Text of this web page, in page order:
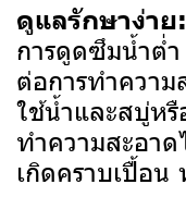
ดูแลรักษาง่าย:
การดูดซึมน้ำต่
ต่อการทำควา
ใช้น้ำและสบู่หรื
ทำความสะอา
เกิดคราบเปื้อน